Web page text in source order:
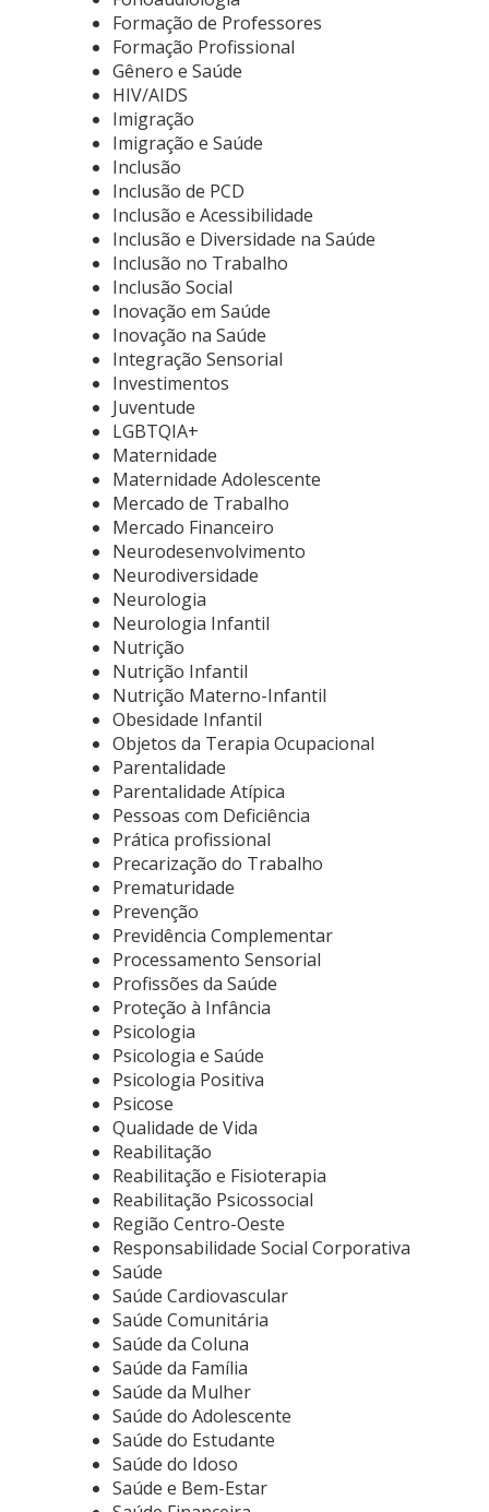
Formação de Professores
Formação Profissional
Gênero e Saúde
HIV/AIDS
Imigração
Imigração e Saúde
Inclusão
Inclusão de PCD
Inclusão e Acessibilidade
Inclusão e Diversidade na Saúde
Inclusão no Trabalho
Inclusão Social
Inovação em Saúde
Inovação na Saúde
Integração Sensorial
Investimentos
Juventude
LGBTQIA+
Maternidade
Maternidade Adolescente
Mercado de Trabalho
Mercado Financeiro
Neurodesenvolvimento
Neurodiversidade
Neurologia
Neurologia Infantil
Nutrição
Nutrição Infantil
Nutrição Materno-Infantil
Obesidade Infantil
Objetos da Terapia Ocupacional
Parentalidade
Parentalidade Atípica
Pessoas com Deficiência
Prática profissional
Precarização do Trabalho
Prematuridade
Prevenção
Previdência Complementar
Processamento Sensorial
Profissões da Saúde
Proteção à Infância
Psicologia
Psicologia e Saúde
Psicologia Positiva
Psicose
Qualidade de Vida
Reabilitação
Reabilitação e Fisioterapia
Reabilitação Psicossocial
Região Centro-Oeste
Responsabilidade Social Corporativa
Saúde
Saúde Cardiovascular
Saúde Comunitária
Saúde da Coluna
Saúde da Família
Saúde da Mulher
Saúde do Adolescente
Saúde do Estudante
Saúde do Idoso
Saúde e Bem-Estar